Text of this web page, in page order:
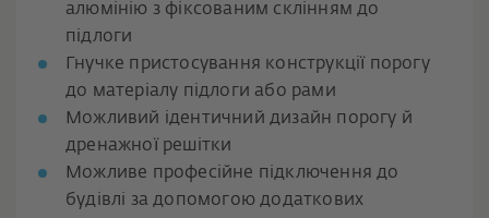
алюмінію з фіксованим склінням до
підлоги
Гнучке пристосування конструкції порогу
до матеріалу підлоги або рами
Можливий ідентичний дизайн порогу й
дренажної решітки
Можливе професійне підключення до
будівлі за допомогою додаткових